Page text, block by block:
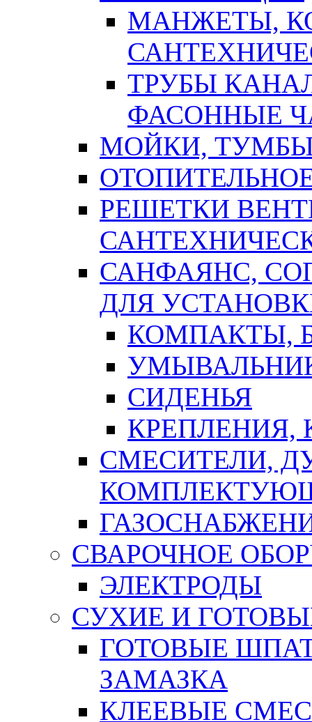
МАНЖЕТЫ,
ТРУБЫ
ФАСОННЫЕ
МОЙКИ,
РЕШЕТКИ
САНФАЯНС,
ДЛЯ
КОМПАКТЫ,
СИДЕНЬЯ
СМЕСИТЕЛИ,
СВАРОЧНОЕ
ЭЛЕКТРОДЫ
СУХИЕ И
ГОТОВЫЕ
ЗАМАЗКА
КЛЕЕВЫЕ